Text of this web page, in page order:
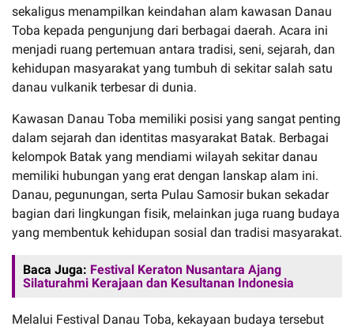
sekaligus menampilkan keindahan alam kawasan Danau
Toba kepada pengunjung dari berbagai daerah. Acara ini
menjadi ruang pertemuan antara tradisi, seni, sejarah, dan
kehidupan masyarakat yang tumbuh di sekitar salah satu
danau vulkanik terbesar di dunia.
Kawasan Danau Toba memiliki posisi yang sangat penting
dalam sejarah dan identitas masyarakat Batak. Berbagai
kelompok Batak yang mendiami wilayah sekitar danau
memiliki hubungan yang erat dengan lanskap alam ini.
Danau, pegunungan, serta Pulau Samosir bukan sekadar
bagian dari lingkungan fisik, melainkan juga ruang budaya
yang membentuk kehidupan sosial dan tradisi masyarakat.
Baca Juga: Festival Keraton Nusantara Ajang
Silaturahmi Kerajaan dan Kesultanan Indonesia
Melalui Festival Danau Toba, kekayaan budaya tersebut